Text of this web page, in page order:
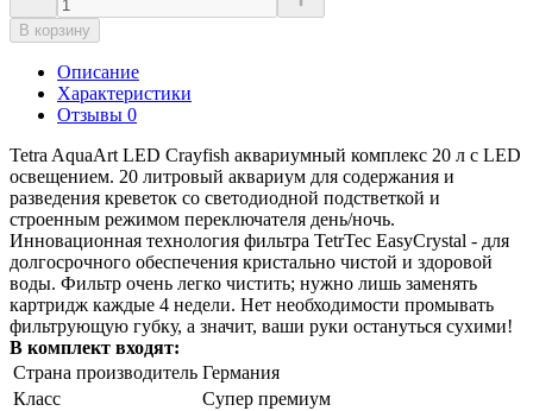
В корзину
Описание
Характеристики
Отзывы 0
Tetra AquaArt LED Сrayfish аквариумный комплекс 20 л с LED
освещением. 20 литровый аквариум для содержания и
разведения креветок со светодиодной подстветкой и
строенным режимом переключателя день/ночь.
Инновационная технология фильтра TetrTec EasyCrystal - для
долгосрочного обеспечения кристально чистой и здоровой
воды. Фильтр очень легко чистить; нужно лишь заменять
картридж каждые 4 недели. Нет необходимости промывать
фильтрующую губку, а значит, ваши руки остануться сухими!
В комплект входят:
Страна производитель Германия
Класс
Супер премиум